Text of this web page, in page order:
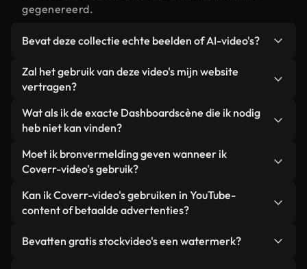
gegenereerd.
Bevat deze collectie echte beelden of AI-video's?
Beide. Dit is een hybride bibliotheek die bestaat
uit echte, door mensen gefilmde beelden van
video's. Elke video is duidelijk gelabeld, zodat je
altijd weet wat je gebruikt.
Zal het gebruik van deze video's mijn website
vertragen?
Niet als u voor onze geoptimaliseerde versies
kiest. Wij bieden lichtgewicht, webklare formaten
achtergrond. Zo blijft de kwaliteit hoog, worden de
laadtijden geminimaliseerd en worden
statistieken zoals LCP verbeterd.
Wat als ik de exacte Dashboardscène die ik nodig
heb niet kan vinden?
Met Coverr AI Studio maak je direct een video.
Beschrijf de scène – bijvoorbeeld "Dashboard bij
enkele seconden een gepersonaliseerde video die
voldoet aan onze licentievoorwaarden.
Moet ik bronvermelding geven wanneer ik
Coverr-video's gebruik?
Naamsvermelding is niet vereist. Alle video's in
onze stockbibliotheek zijn royaltyvrij en kunnen
hoewel dit altijd op prijs wordt gesteld.
Kan ik Coverr-video's gebruiken in YouTube-
content of betaalde advertenties?
gebruikt in YouTube-video's met advertentie-
Bevatten gratis stockvideo's een watermerk?